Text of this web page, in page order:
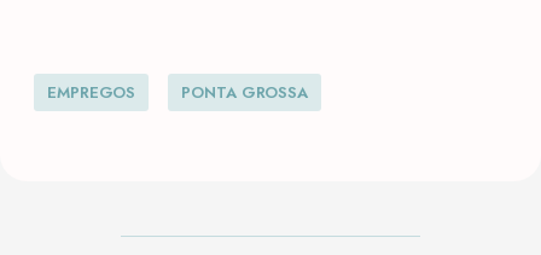
EMPREGOS PONTA GROSSA